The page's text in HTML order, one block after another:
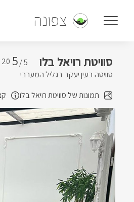
צפונה
סוויטת רויאל בלו 5 /
5
סוויטה בעין יעקב בגליל המערבי
תמונות של סוויטת רויאל בלו